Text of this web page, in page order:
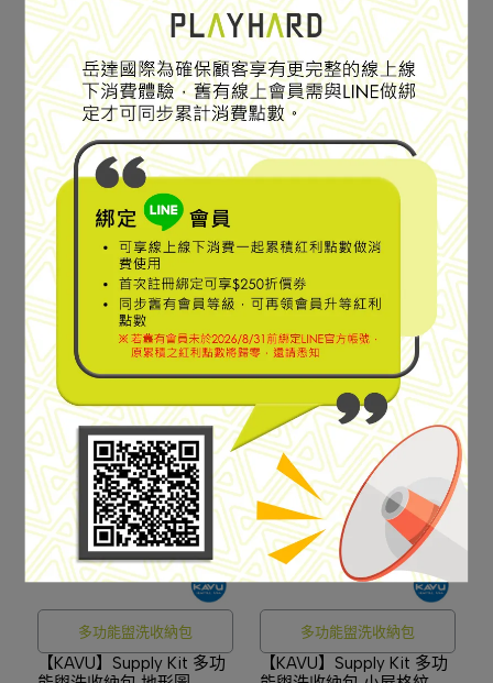
防潑水水壺保溫袋
【KAVU】Slurp Sling 防潑
水水壺保溫袋 渡鴉 #9504
NT$890
NT$990
小巧方形斜背包
【KAVU】Globetrot 小巧
方形斜背包 地形圖 #9508
NT$1,690NT$1,880
多功能盥洗收納包
【KAVU】Supply Kit 多功
多功能盥洗收納包
【KAVU】Supply Kit 多功